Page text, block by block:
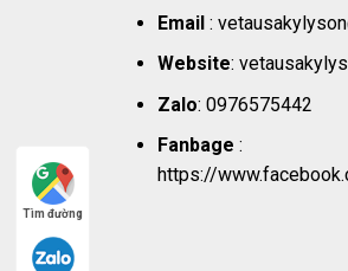
Email:
Website:
Zalo: 0976575442
Fanbage :
https://
Tìm đường